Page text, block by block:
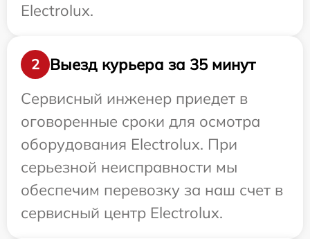
Electrolux.
2
Выезд курьера за 35 минут
Сервисный инженер приедет в
оговоренные сроки для осмотра
оборудования Electrolux. При
серьезной неисправности мы
обеспечим перевозку за наш счет в
сервисный центр Electrolux.